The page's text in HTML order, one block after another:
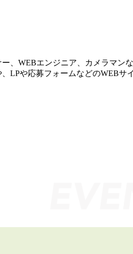
、WEBエンジニア、カメラマン
LPや応募フォームなどのWEB